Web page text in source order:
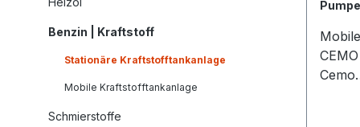
Benzin | Kraftstoff
Stationäre Kraftstofftankanlage
Mobile Kraftstofftankanlage
Schmierstoffe
Cemo